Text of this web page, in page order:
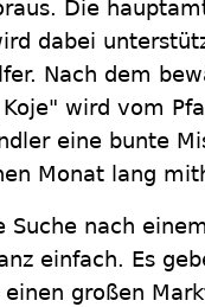
Die
dabei
Nach dem
wird vom
eine bunte
Monat lang
Suche nach
einfach. Es
einen großen